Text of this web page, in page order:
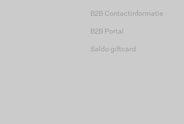
B2B Contactinformatie
B2B Portal
Saldo giftcard